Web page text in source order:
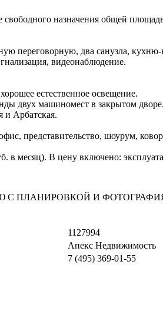
свободного назначения общей
переговорную, два санузла,
видеонаблюдение.
естественное освещение.
двух машиномест в закрытом дворе.
и Арбатская.
представительство, шоурум,
в месяц). В цену включено:
И ФОТОГРАФИЯМИ на
1127994
Апекс Недвижимость
7 (495) 369-01-55